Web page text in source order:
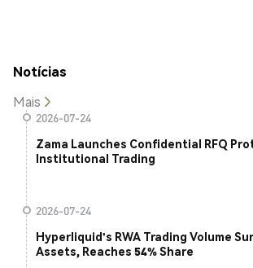
Notícias
Mais
2026-07-24
Zama Launches Confidential RFQ
Institutional Trading
2026-07-24
Hyperliquid's RWA Trading Volume
Assets, Reaches 54% Share